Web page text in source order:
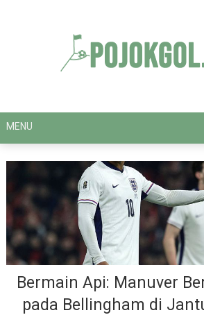
MENU
Bermain Api: Manuver
pada Bellingham di